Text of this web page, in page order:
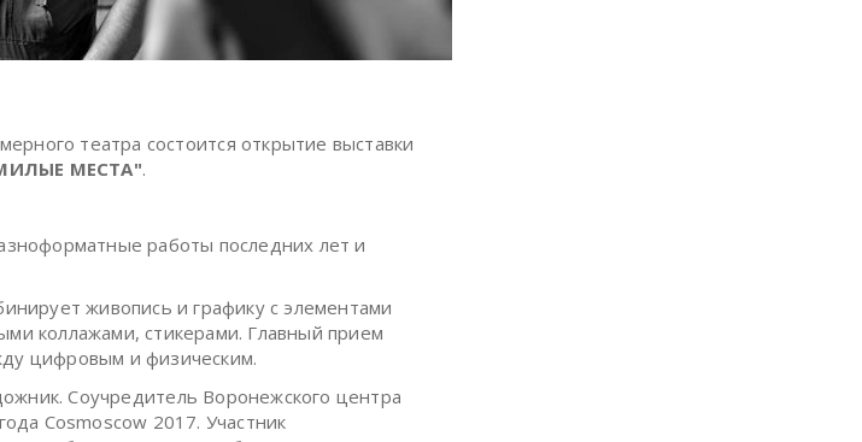
театра состоится открытие выставки
МЕСТА".
работы последних лет и
живопись и графику с элементами
коллажами, стикерами. Главный прием
цифровым и физическим.
Соучредитель Воронежского центра
Cosmoscow 2017. Участник